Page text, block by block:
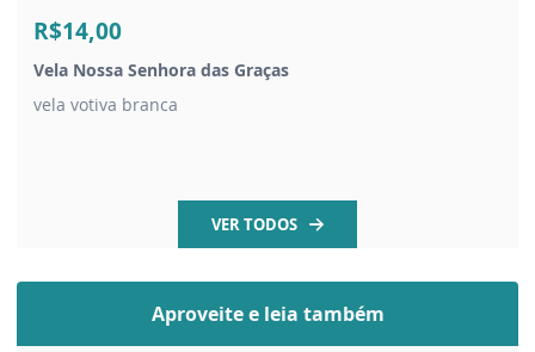
R$14,00
Vela Nossa Senhora das Graças
vela votiva branca
VER TODOS
Aproveite e leia também